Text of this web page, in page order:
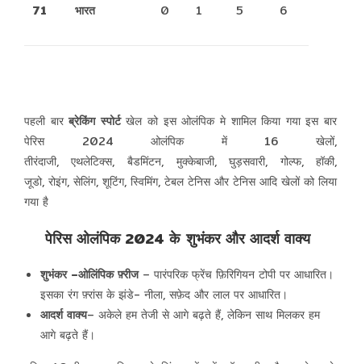
71 भारत 0 1 5 6
पहली बारब्रेकिंग स्पोर्टखेल को इस ओलंपिक मे शामिल किया गया इस बार
पेरिस 2024 ओलंपिक में 16 खेलों,
तीरंदाजी, एथलेटिक्स, बैडमिंटन, मुक्केबाजी, घुड़सवारी, गोल्फ, हॉकी,
जूडो, रोइंग, सेलिंग, शूटिंग, स्विमिंग, टेबल टेनिस और टेनिस आदि खेलों को लिया
गया है
पेरिस ओलंपिक 2024 के शुभंकर और आदर्श वाक्य
शुभंकर –ओलिंपिक फ़्रीज– पारंपरिक फ्रेंच फ़िरिगियन टोपी पर आधारित।
इसका रंग फ़्रांस के झंडे- नीला, सफ़ेद और लाल पर आधारित।
आदर्श वाक्य– अकेले हम तेजी से आगे बढ़ते हैं, लेकिन साथ मिलकर हम
आगे बढ़ते हैं।